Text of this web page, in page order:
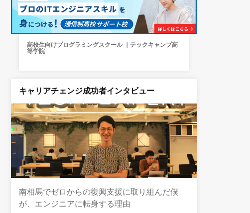
高校生向けプログラミングスクール ｜テックキャンプ高
等学院
キャリアチェンジ成功者インタビュー
南相馬でゼロからの復興支援に取り組んだ僕
が、エンジニアに転身する理由